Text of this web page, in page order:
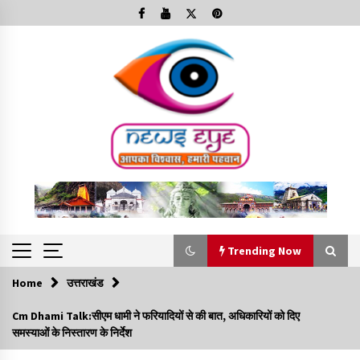
to
Trending Now
Trending Now
Minorities Rights Day : विश्व अल्पसंख्यक अधिकार दिवस
कार्यक्रम में शामिल हुए सीएम,आधुनिक मदरसों का नाम अब्दुल कलाम के नाम
Home उत्तराखंड
Cm Dhami Talk:सीएम धामी ने फरियादियों से की बात, अधिकारियों को दिए
समस्याओं के निस्तारण के निर्देश